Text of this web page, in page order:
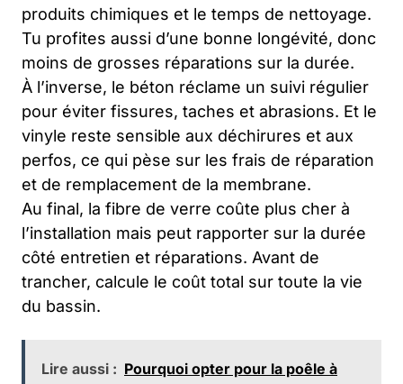
produits chimiques et le temps de nettoyage.
Tu profites aussi d’une bonne longévité, donc
moins de grosses réparations sur la durée.
À l’inverse, le béton réclame un suivi régulier
pour éviter fissures, taches et abrasions. Et le
vinyle reste sensible aux déchirures et aux
perfos, ce qui pèse sur les frais de réparation
et de remplacement de la membrane.
Au final, la fibre de verre coûte plus cher à
l’installation mais peut rapporter sur la durée
côté entretien et réparations. Avant de
trancher, calcule le coût total sur toute la vie
du bassin.
Lire aussi : Pourquoi opter pour la poêle à